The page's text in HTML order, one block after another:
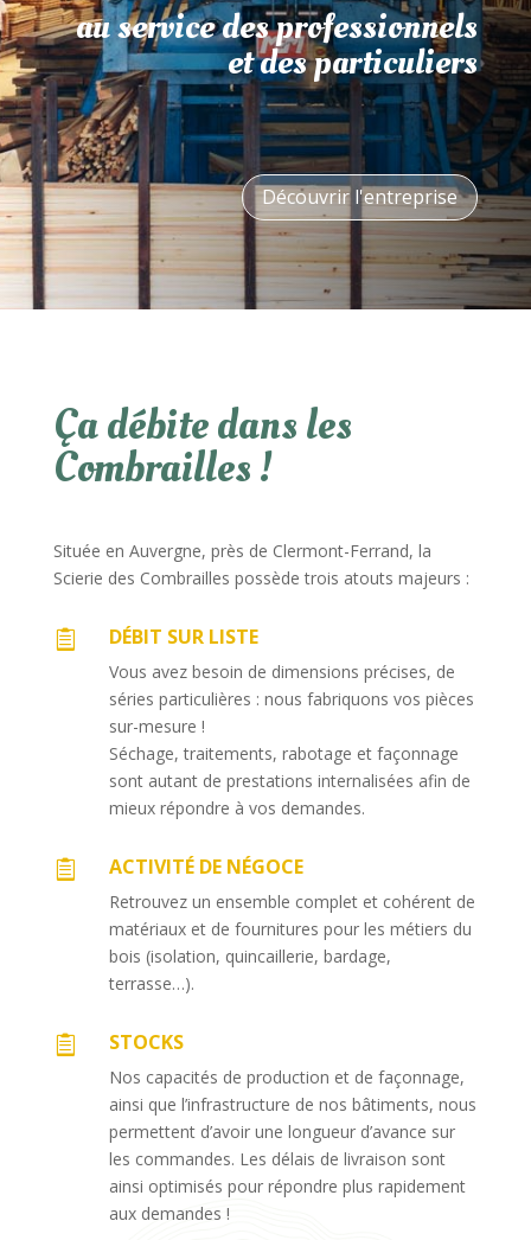
au service des professionnels
et des particuliers
Découvrir l'entreprise
Ça débite dans les
Combrailles !
Située en Auvergne, près de Clermont-Ferrand, la
Scierie des Combrailles possède trois atouts majeurs :
 DÉBIT SUR LISTE
Vous avez besoin de dimensions précises, de
séries particulières : nous fabriquons vos pièces
sur-mesure !
Séchage, traitements, rabotage et façonnage
sont autant de prestations internalisées afin de
mieux répondre à vos demandes.
 ACTIVITÉ DE NÉGOCE
Retrouvez un ensemble complet et cohérent de
matériaux et de fournitures pour les métiers du
bois (isolation, quincaillerie, bardage,
terrasse…).
 STOCKS
Nos capacités de production et de façonnage,
ainsi que l’infrastructure de nos bâtiments, nous
permettent d’avoir une longueur d’avance sur
les commandes. Les délais de livraison sont
ainsi optimisés pour répondre plus rapidement
aux demandes !